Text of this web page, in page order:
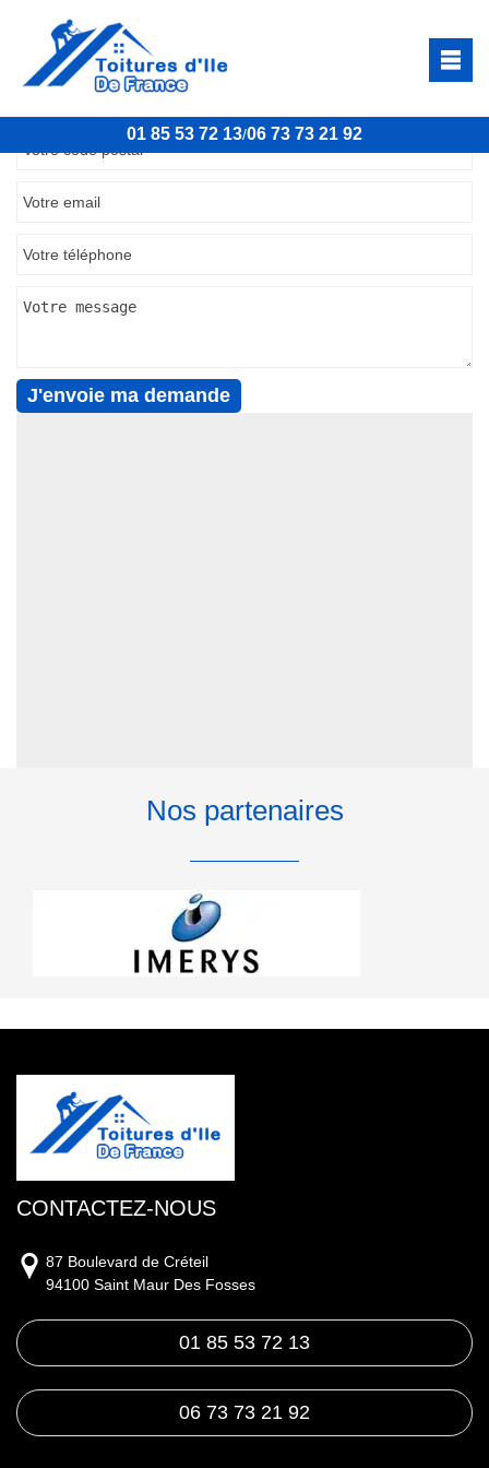
01 85 53 72 13/06 73 73 21 92
Demandez votre devis gratuitement
Nos partenaires
CONTACTEZ-NOUS
87 Boulevard de Créteil
94100 Saint Maur Des Fosses
01 85 53 72 13
06 73 73 21 92